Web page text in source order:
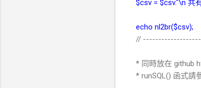
$csv = $csv."\n 共
echo nl2br($csv);
//
* 同時放在 github
* runSQL() 函式請